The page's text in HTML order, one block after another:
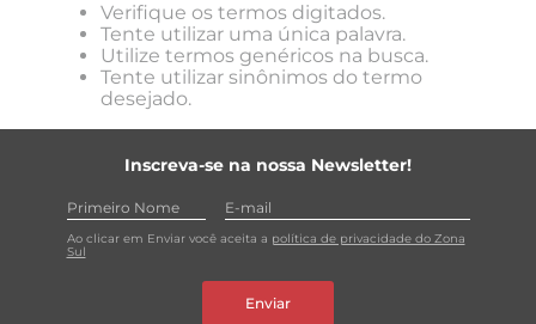
Verifique os termos digitados.
Tente utilizar uma única palavra.
Utilize termos genéricos na busca.
Tente utilizar sinônimos do termo
desejado.
Inscreva-se na nossa Newsletter!
Ao clicar em Enviar você aceita a política de privacidade do Zona
Sul
Enviar